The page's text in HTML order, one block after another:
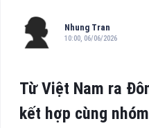
Nhung Tran
10:00, 06/06/2026
Từ Việt Nam ra
kết hợp cùng